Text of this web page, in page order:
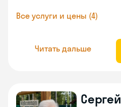
Все услуги и цены (4)
Читать дальше
Сергей